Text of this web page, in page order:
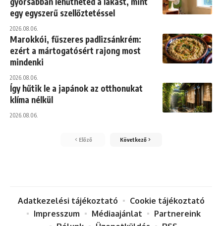
egy egyszerű szellőztetéssel
2026.08.06.
Marokkói, fűszeres padlizsánkrém:
ezért a mártogatósért rajong most
mindenki
2026.08.06.
Így hűtik le a japánok az otthonukat
klíma nélkül
2026.08.06.
Előző Következő
Adatkezelési tájékoztató
Cookie tájékoztató
Impresszum
Médiaajánlat
Partnereink